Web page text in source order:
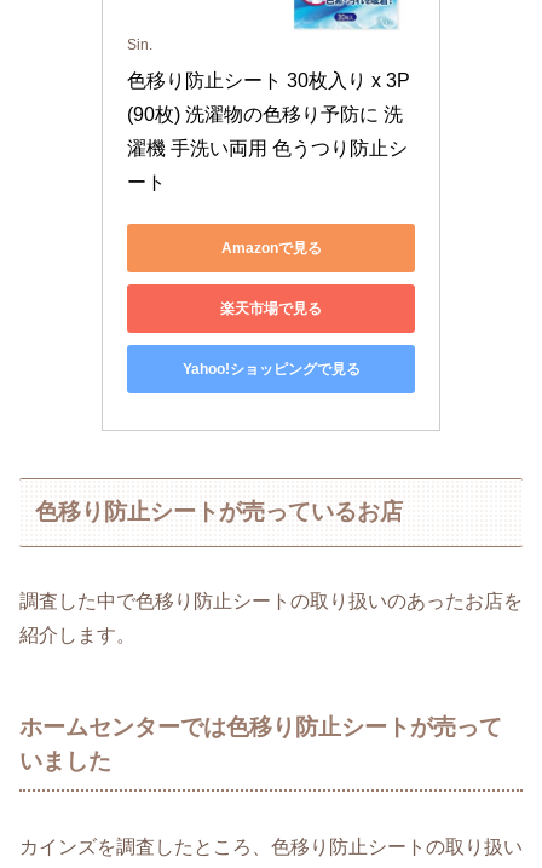
Sin.
色移り防止シート 30枚入り x 3P
(90枚) 洗濯物の色移り予防に 洗
濯機 手洗い両用 色うつり防止シ
ート
Amazonで見る
楽天市場で見る
Yahoo!ショッピングで見る
色移り防止シートが売っているお店
調査した中で色移り防止シートの取り扱いのあったお店を
紹介します。
ホームセンターでは色移り防止シートが売って
いました
カインズを調査したところ、色移り防止シートの取り扱い